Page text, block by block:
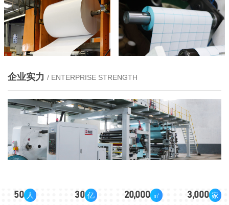
企业实力 / ENTERPRISE STRENGTH
50 人 30 亿 20,000 ㎡ 3,000 家